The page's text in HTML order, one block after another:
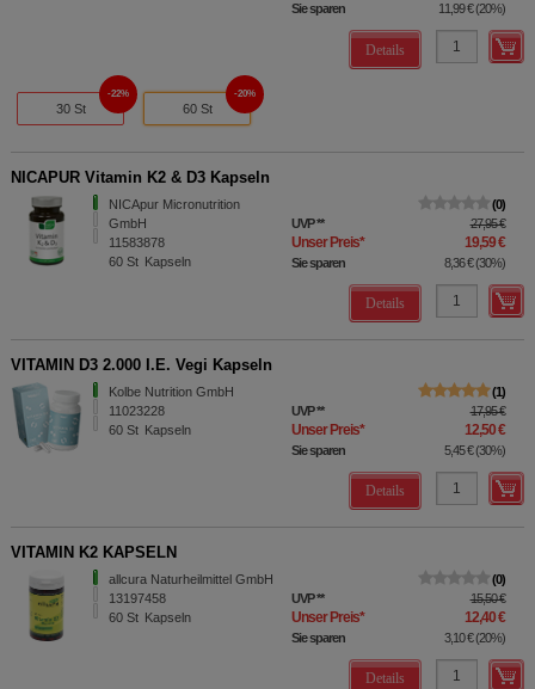
Sie sparen 11,99 €(20%)
Details
30 St
22%
60 St
20%
NICAPUR Vitamin K2 & D3 Kapseln
NICApur Micronutrition
GmbH
11583878
60 St Kapseln
0
UVP** 27,95 €
Unser Preis* 19,59 €
Sie sparen 8,36 €(30%)
Details
VITAMIN D3 2.000 I.E. Vegi Kapseln
Kolbe Nutrition GmbH
11023228
60 St Kapseln
1
UVP** 17,95 €
Unser Preis* 12,50 €
Sie sparen 5,45 €(30%)
Details
VITAMIN K2 KAPSELN
allcura Naturheilmittel GmbH
13197458
60 St Kapseln
0
UVP** 15,50 €
Unser Preis* 12,40 €
Sie sparen 3,10 €(20%)
Details